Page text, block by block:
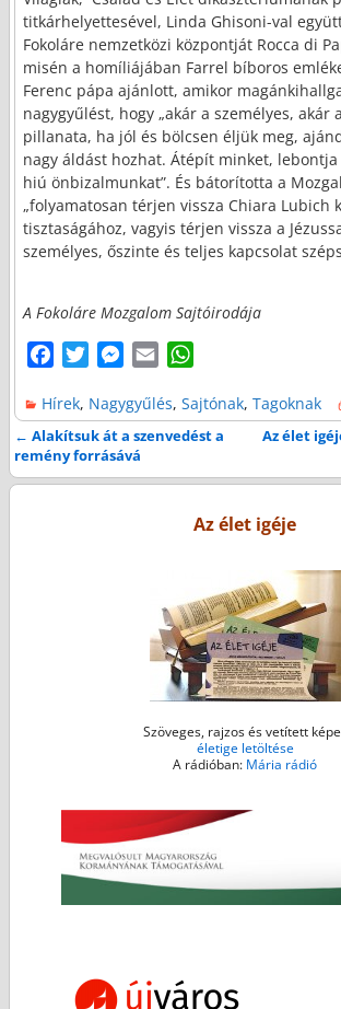
titkárhelyettesével, Linda Ghisoni-val
Fokoláre nemzetközi központját Rocca di
misén a homíliájában Farrel bíboros
Ferenc pápa ajánlott, amikor
nagygyűlést, hogy „akár a személyes, akár
pillanata, ha jól és bölcsen éljük meg,
nagy áldást hozhat. Átépít minket,
hiú önbizalmunkat”. És bátorította a
„folyamatosan térjen vissza Chiara Lubich
tisztaságához, vagyis térjen vissza a
személyes, őszinte és teljes kapcsolat
A Fokoláre Mozgalom Sajtóirodája
c
e
b
o
i
t
t
e
M
s
s
e
n
a
i
a
t
A
p
p
Hírek, Nagygyűlés,Sajtónak,Tagoknak
Bejegyzés navigáció
← Alakítsuk át a szenvedést a
remény forrásává
Az élet
Az élet igéje
Szöveges, rajzos és vetített
életige letöltése
A rádióban: Mária rádió